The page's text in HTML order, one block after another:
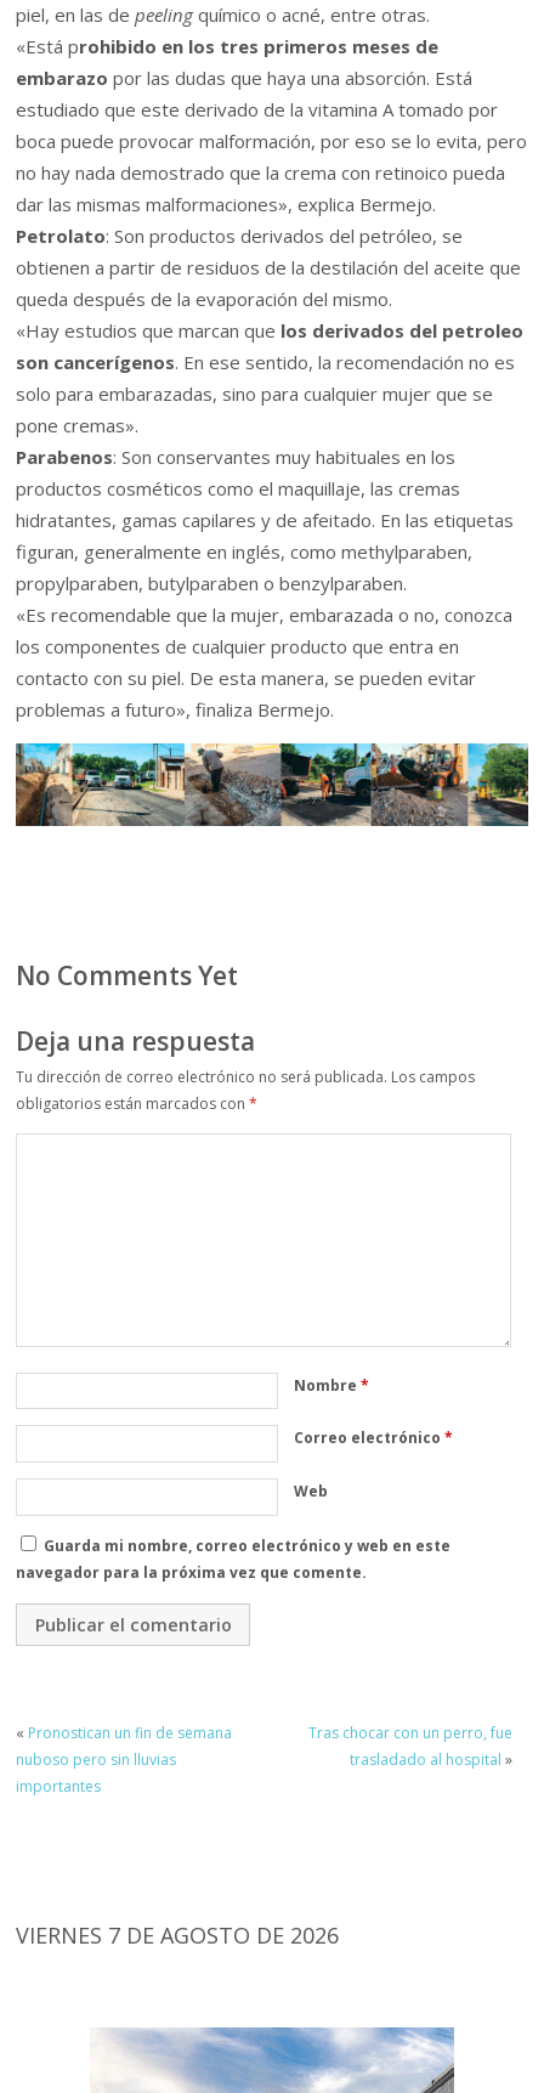
piel, en las depeelingquímico o acné, entre otras.
«Está prohibido en los tres primeros meses de
embarazo por las dudas que haya una absorción. Está
estudiado que este derivado de la vitamina A tomado por
boca puede provocar malformación, por eso se lo evita, pero
no hay nada demostrado que la crema con retinoico pueda
dar las mismas malformaciones», explica Bermejo.
Petrolato: Son productos derivados del petróleo, se
obtienen a partir de residuos de la destilación del aceite que
queda después de la evaporación del mismo.
«Hay estudios que marcan que los derivados del petroleo
son cancerígenos. En ese sentido, la recomendación no es
solo para embarazadas, sino para cualquier mujer que se
pone cremas».
Parabenos: Son conservantes muy habituales en los
productos cosméticos como el maquillaje, las cremas
hidratantes, gamas capilares y de afeitado. En las etiquetas
figuran, generalmente en inglés, como methylparaben,
propylparaben, butylparaben o benzylparaben.
«Es recomendable que la mujer, embarazada o no, conozca
los componentes de cualquier producto que entra en
contacto con su piel. De esta manera, se pueden evitar
problemas a futuro», finaliza Bermejo.
No Comments Yet
Deja una respuesta
Tu dirección de correo electrónico no será publicada. Los campos
obligatorios están marcados con*
Nombre*
Correo electrónico*
Web
Guarda mi nombre, correo electrónico y web en este
navegador para la próxima vez que comente.
« Pronostican un fin de semana
nuboso pero sin lluvias
importantes
Tras chocar con un perro, fue
trasladado al hospital »
VIERNES 7 DE AGOSTO DE 2026